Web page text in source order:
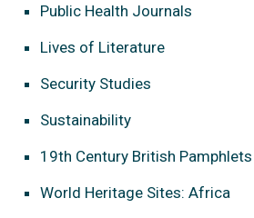
Public Health Journals
Lives of Literature
Security Studies
Sustainability
19th Century British Pamphlets
World Heritage Sites: Africa